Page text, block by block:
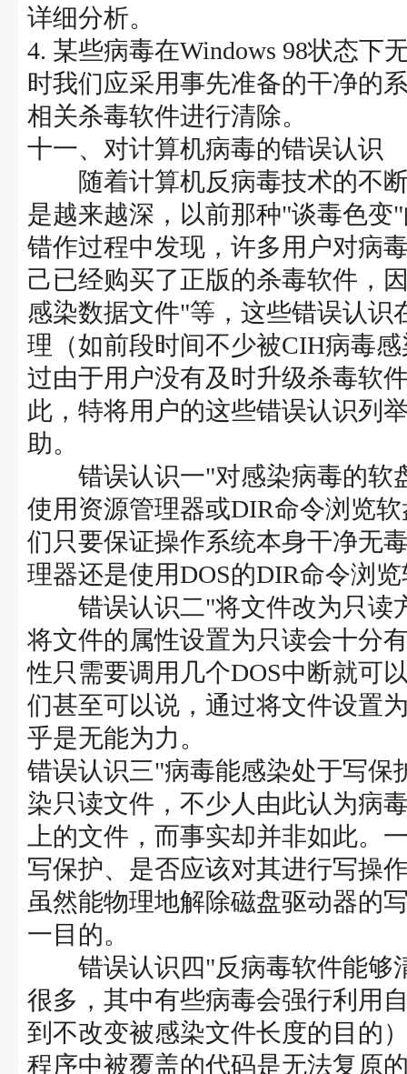
详细分析。
4. 某些病毒在Windows 98状态下
时我们应采用事先准备的干净的
相关杀毒软件进行清除。
十一、对计算机病毒的错误认识
随着计算机反病毒技术的不断
是越来越深，以前那种"谈毒色
错作过程中发现，许多用户对病
己已经购买了正版的杀毒软件，
感染数据文件"等，这些错误认
理（如前段时间不少被CIH病毒
过由于用户没有及时升级杀毒软
此，特将用户的这些错误认识列
助。
错误认识一"对感染病毒的软
使用资源管理器或DIR命令浏览
们只要保证操作系统本身干净无
理器还是使用DOS的DIR命令浏
错误认识二"将文件改为只读
将文件的属性设置为只读会十分
性只需要调用几个DOS中断就可
们甚至可以说，通过将文件设置
乎是无能为力。
错误认识三"病毒能感染处于写
染只读文件，不少人由此认为病
上的文件，而事实却并非如此。
写保护、是否应该对其进行写操
虽然能物理地解除磁盘驱动器的
一目的。
错误认识四"反病毒软件能够
很多，其中有些病毒会强行利用
到不改变被感染文件长度的目的
程序中被覆盖的代码是无法复原